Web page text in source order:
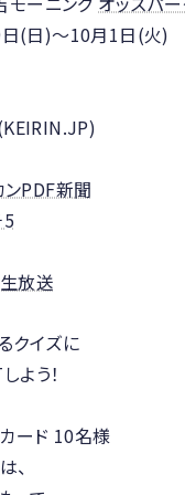
日(日)～10月1日(火)
ンPDF新聞
放送
イズに
う！
ド 10名様